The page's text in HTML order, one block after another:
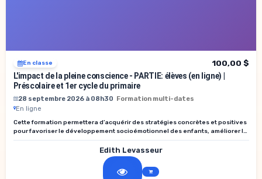
En classe
100,00 $
L'impact de la pleine conscience - PARTIE: élèves (en ligne) |
Préscolaire et 1er cycle du primaire
28 septembre 2026 à 08h30 Formation multi-dates
En ligne
Cette formation permettera d’acquérir des stratégies concrètes et positives
pour favoriser le développement socioémotionnel des enfants, améliorer la
gestion du groupe et créer un climat d’apprentissage respectueux et
Edith Levasseur